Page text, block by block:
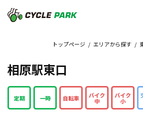
トップページ / エリアから探す /
相原駅東口
定期 一時 自転車 バイク
中
バイク
小